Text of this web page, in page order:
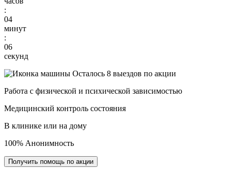
:
04
минут
:
05
секунд
Осталось 8 выездов по акции
Работа с физической и психической зависимостью
Медицинский контроль состояния
В клинике или на дому
100% Анонимность
Получить помощь по акции